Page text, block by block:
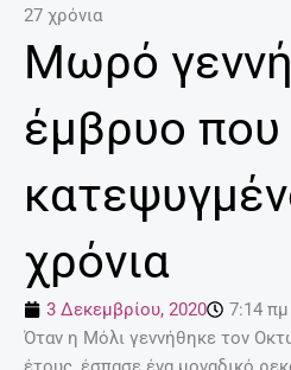
27 χρόνια
Μωρό
έμβρυο που
χρόνια
3 Δεκεμβρίου, 2020
7:14 πμ
Όταν η Μόλι γεννήθηκε τον